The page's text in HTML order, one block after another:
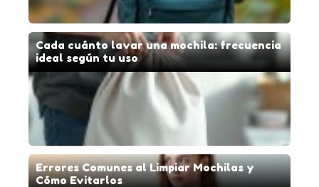
Cada cuánto lavar una mochila: frecuencia
ideal según tu uso
Errores Comunes al Limpiar Mochilas y
Cómo Evitarlos